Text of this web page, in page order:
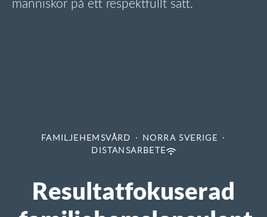
människor på ett respektfullt sätt.
FAMILJEHEMSVÅRD · NORRA SVERIGE
·
DISTANSARBETE
Resultatfokuserad